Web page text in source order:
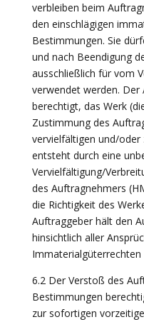
verbleiben beim
den einschlägigen
Bestimmungen. Sie
und nach Beendigung
ausschließlich für vom
verwendet werden.
berechtigt, das Werk
Zustimmung des
vervielfältigen und/oder
entsteht durch eine
Vervielfältigung/
des Auftragnehmers
die Richtigkeit des
Auftraggeber hält den
hinsichtlich aller
6.2 Der Verstoß des
Bestimmungen
zur sofortigen